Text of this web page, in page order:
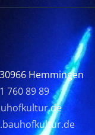
Hemmingen
760 89 89